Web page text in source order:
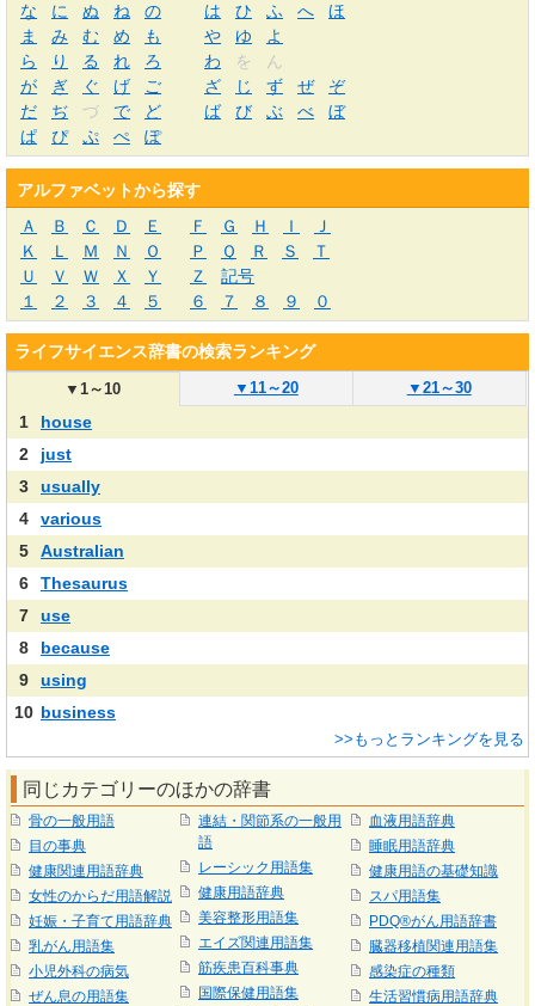
な に ぬ ね の は ひ ふ へ
ほ
ま
み む め も や ゆ
よ
ら
り る れ ろ わ を
ん
が
ぎ ぐ げ ご ざ じ ず ぜ
ぞ
だ
ぢ づ で ど ば び ぶ べ
ぼ
ぱ
ぴ ぷ ぺ ぽ
アルファベットから探す
Ａ
Ｂ Ｃ Ｄ Ｅ Ｆ Ｇ Ｈ Ｉ
Ｊ
Ｋ
Ｌ Ｍ Ｎ Ｏ Ｐ Ｑ Ｒ Ｓ
Ｔ
Ｕ
Ｖ Ｗ Ｘ Ｙ Ｚ
記号
１
２ ３ ４ ５ ６ ７ ８ ９ ０
ライフサイエンス辞書の検索ランキング
▼1～10 ▼ 11～20 ▼ 21～30
1
house
2
just
3
usually
4
various
5
Australian
6
Thesaurus
7
use
8
because
9
using
10 business
>>もっとランキングを見る
同じカテゴリーのほかの辞書
骨の一般用語
目の事典
健康関連用語辞典
女性のからだ用語解説
妊娠・子育て用語辞典
乳がん用語集
小児外科の病気
ぜん息の用語集
連結・関節系の一般用
語
レーシック用語集
健康用語辞典
美容整形用語集
エイズ関連用語集
筋疾患百科事典
国際保健用語集
血液用語辞典
睡眠用語辞典
健康用語の基礎知識
スパ用語集
PDQ®がん用語辞書
臓器移植関連用語集
感染症の種類
生活習慣病用語辞典